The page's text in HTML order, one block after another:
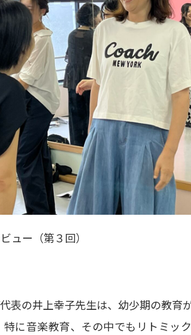
ュー（第３回）
表の井上幸子先生は、幼少期の教育
に音楽教育、その中でもリトミッ